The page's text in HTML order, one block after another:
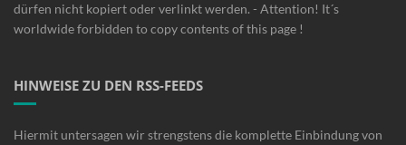
dürfen nicht kopiert oder verlinkt werden. - Attention! It´s
worldwide forbidden to copy contents of this page !
HINWEISE ZU DEN RSS-FEEDS
Hiermit untersagen wir strengstens die komplette Einbindung von